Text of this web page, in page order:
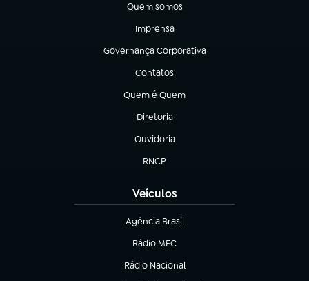
Quem somos
(abre em nova aba)
Imprensa
(abre em nova aba)
Governança Corporativa
(abre em nova aba)
Contatos
(abre em nova aba)
Quem é Quem
(abre em nova aba)
Diretoria
(abre em nova aba)
Ouvidoria
(abre em nova aba)
RNCP
(abre em nova aba)
Veículos
Agência Brasil
(abre em nova aba)
Rádio MEC
Rádio Nacional
(abre em nova aba)